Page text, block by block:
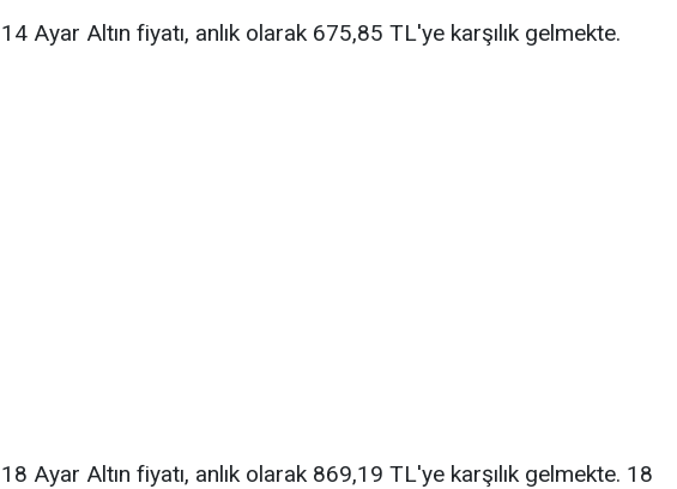
14 Ayar Altın fiyatı, anlık olarak 675,85 TL'ye karşılık gelmekte.
18 Ayar Altın fiyatı, anlık olarak 869,19 TL'ye karşılık gelmekte. 18